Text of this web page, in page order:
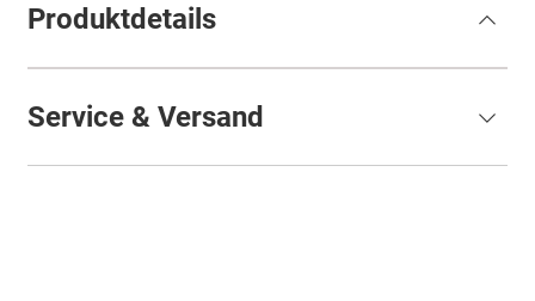
Produktdetails
Service & Versand